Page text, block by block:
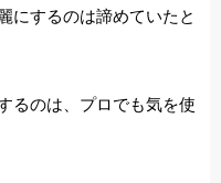
にするのは諦めていたと
るのは、プロでも気を使